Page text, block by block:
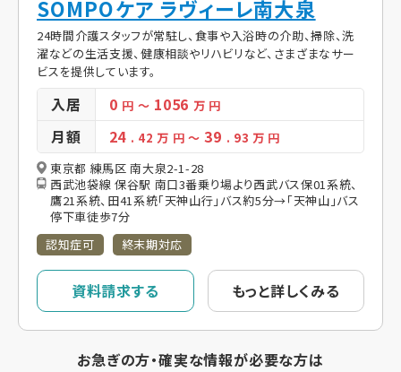
SOMPOケア ラヴィーレ南大泉
24時間介護スタッフが常駐し、食事や入浴時の介助、掃除、洗
濯などの生活支援、健康相談やリハビリなど、さまざまなサー
ビスを提供しています。
入居 0 円 ～ 1056 万 円
月額 24 . 42万 円 ～ 39 . 93 万 円
東京都 練馬区 南大泉2-1-28
西武池袋線 保谷駅 南口3番乗り場より西武バス保01系統、
鷹21系統、田41系統「天神山行」バス約5分→「天神山」バス
停下車徒歩7分
認知症可
終末期対応
資料請求する もっと詳しくみる
お急ぎの方・確実な情報が必要な方は